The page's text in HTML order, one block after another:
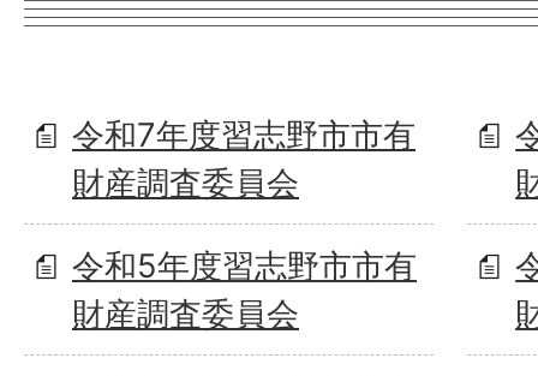
令和7年度習志野市市有
財産調査委員会
令和5年度習志野市市有
財産調査委員会